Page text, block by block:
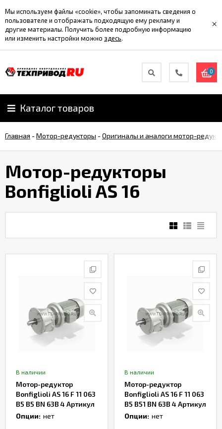
Мы используем файлы «cookie», чтобы запоминать сведения о
пользователе и отображать подходящую ему рекламу и
другие материалы. Получить более подробную информацию
или изменить настройки можно здесь.
×
0
Каталог товаров
Главная -Мотор-редукторы -Оригиналы и аналоги мотор-
Мотор-редукторы
Bonfiglioli AS 16
В наличии
Мотор-редуктор
Bonfiglioli AS 16 F 11 063
B5 B5 BN 63B 4 Артикул
TH235348
Опции: нет
В наличии
Мотор-редуктор
Bonfiglioli AS 16 F 11 063
B5 B51 BN 63B 4 Артикул
TH235349
Опции: нет